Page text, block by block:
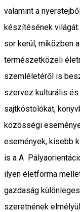
valamint a
készítésének
sor kerül, miközben
természetközeli
szemléletéről is
szervez kulturális
sajtkóstolókat,
közösségi
események, kisebb
is a A
ilyen életforma
gazdaság
szeretnének